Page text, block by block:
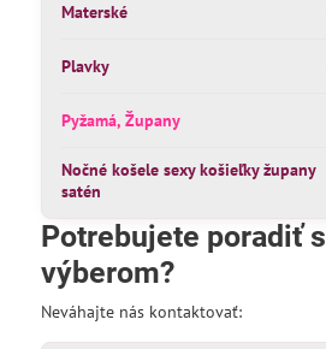
Materské
Plavky
Pyžamá, Župany
Nočné košele sexy košieľky župany
satén
Potrebujete poradiť s
výberom?
Neváhajte nás kontaktovať: